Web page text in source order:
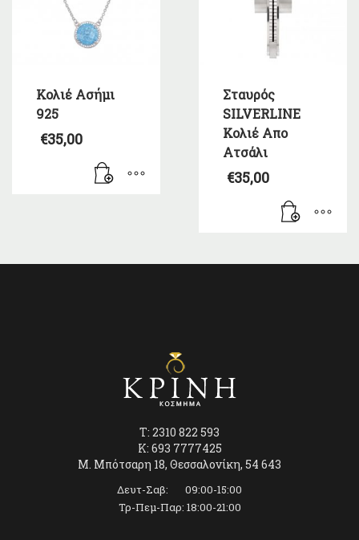
Κολιέ Ασήμι
925
€35,00
Σταυρός
SILVERLINE
Κολιέ Απο
Ατσάλι
€35,00
T: 2310 822 593
K: 693 7777425
Μ. Μπότσαρη 18, Θεσσαλονίκη, 54 643
Δευτ-Σαβ: 09:00-15:00
Τρ-Πεμ-Παρ: 18:00-21:00